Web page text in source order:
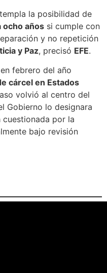
la posibilidad de
ocho años si cumple con
y no repetición
y Paz, precisó EFE.
febrero del año
cárcel en Estados
volvió al centro del
Gobierno lo designara
cuestionada por la
bajo revisión